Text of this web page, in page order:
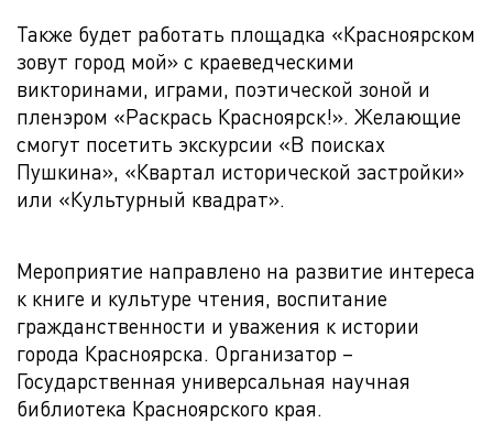
Также будет работать площадка «Красноярском
зовут город мой» с краеведческими
викторинами, играми, поэтической зоной и
пленэром «Раскрась Красноярск!». Желающие
смогут посетить экскурсии «В поисках
Пушкина», «Квартал исторической застройки»
или «Культурный квадрат».
Мероприятие направлено на развитие интереса
к книге и культуре чтения, воспитание
гражданственности и уважения к истории
города Красноярска. Организатор –
Государственная универсальная научная
библиотека Красноярского края.